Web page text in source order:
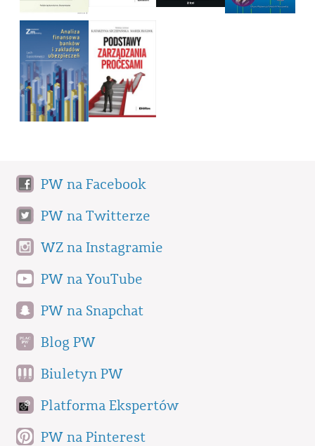
PW na Facebook
PW na Twitterze
WZ na Instagramie
PW na YouTube
PW na Snapchat
Blog PW
Biuletyn PW
Platforma Ekspertów
PW na Pinterest